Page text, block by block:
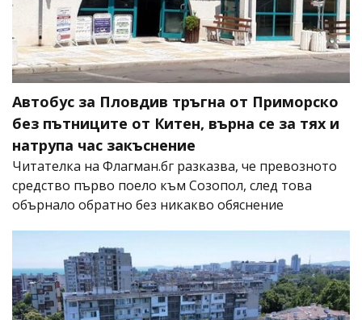
Автобус за Пловдив тръгна от Приморско
без пътниците от Китен, върна се за тях и
натрупа час закъснение
Читателка на Флагман.бг разказва, че превозното
средство първо поело към Созопол, след това
обърнало обратно без никакво обяснение